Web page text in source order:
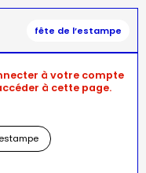
fête de l’estampe
à votre compte
à cette page.